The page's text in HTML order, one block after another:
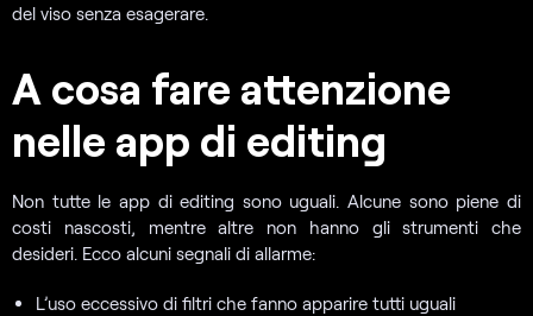
del viso senza esagerare.
A cosa fare attenzione
nelle app di editing
Non tutte le app di editing sono uguali. Alcune sono piene di
costi nascosti, mentre altre non hanno gli strumenti che
desideri. Ecco alcuni segnali di allarme:
L’uso eccessivo di filtri che fanno apparire tutti uguali